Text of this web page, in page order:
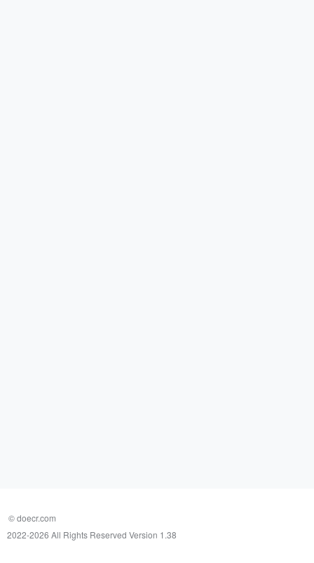
© doecr.com
2022-2026 All Rights Reserved Version 1.38